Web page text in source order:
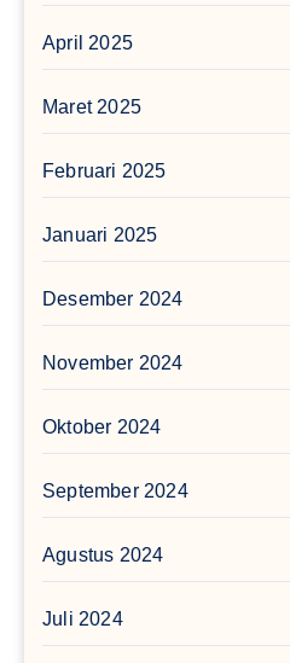
April 2025
Maret 2025
Februari 2025
Januari 2025
Desember 2024
November 2024
Oktober 2024
September 2024
Agustus 2024
Juli 2024